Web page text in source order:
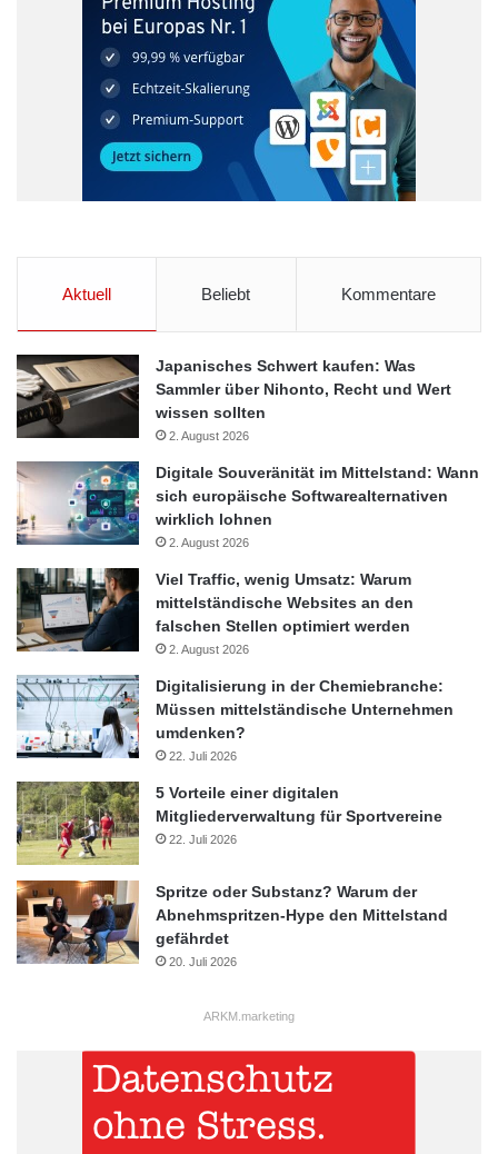
Aktuell Beliebt Kommentare
Japanisches Schwert kaufen: Was
Sammler über Nihonto, Recht und Wert
wissen sollten
2. August 2026
Digitale Souveränität im Mittelstand: Wann
sich europäische Softwarealternativen
wirklich lohnen
2. August 2026
Viel Traffic, wenig Umsatz: Warum
mittelständische Websites an den
falschen Stellen optimiert werden
2. August 2026
Digitalisierung in der Chemiebranche:
Müssen mittelständische Unternehmen
umdenken?
22. Juli 2026
5 Vorteile einer digitalen
Mitgliederverwaltung für Sportvereine
22. Juli 2026
Spritze oder Substanz? Warum der
Abnehmspritzen-Hype den Mittelstand
gefährdet
20. Juli 2026
ARKM.marketing